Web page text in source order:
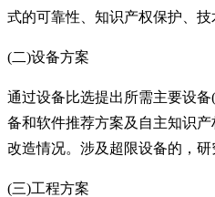
式的可靠性、知识产权保护、技
(二)设备方案
通过设备比选提出所需主要设备
备和软件推荐方案及自主知识
改造情况。涉及超限设备的，
(三)工程方案